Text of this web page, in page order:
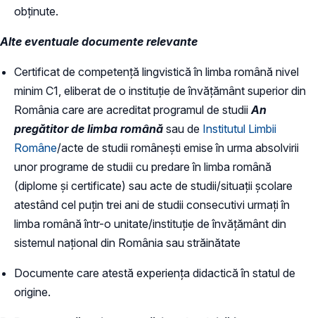
obținute.
Alte eventuale documente relevante
Certificat de competență lingvistică în limba română nivel
minim C1, eliberat de o instituție de învățământ superior din
România care are acreditat programul de studii An
pregătitor de limba română sau de Institutul Limbii
Române/acte de studii românești emise în urma absolvirii
unor programe de studii cu predare în limba română
(diplome și certificate) sau acte de studii/situații școlare
atestând cel puțin trei ani de studii consecutivi urmați în
limba română într-o unitate/instituție de învățământ din
sistemul național din România sau străinătate
Documente care atestă experiența didactică în statul de
origine.